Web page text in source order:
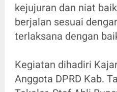
kejujuran dan niat
berjalan sesuai
terlaksana dengan
Kegiatan dihadiri
Anggota DPRD Kab.